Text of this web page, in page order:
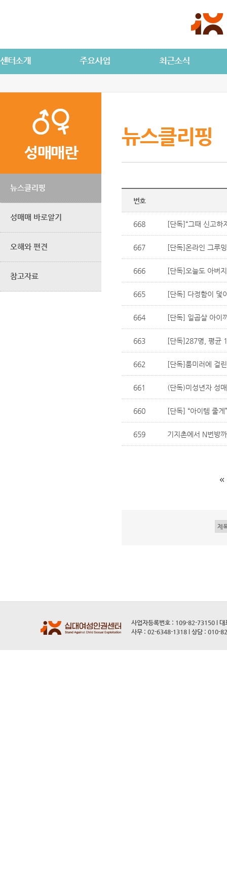
성매매란
뉴스클리핑
성매매 바로알기
오해와 편견
참고자료
뉴스클리핑
번호
668 [단독]“그때 신고
667 [단독]온라인 그루
666 [단독]오늘도 아버
665 [단독] 다정함이 덫
664 [단독] 일곱살 아이
663 [단독]287명, 평균
662 [단독]룸미러에 걸
661 (단독)미성년자 성
660 [단독] “아이템 줄
659 기지촌에서 N번방
사업자등록번호 : 109-82-73150 l 대
사무 : 02-6348-1318 l 상담 : 010-